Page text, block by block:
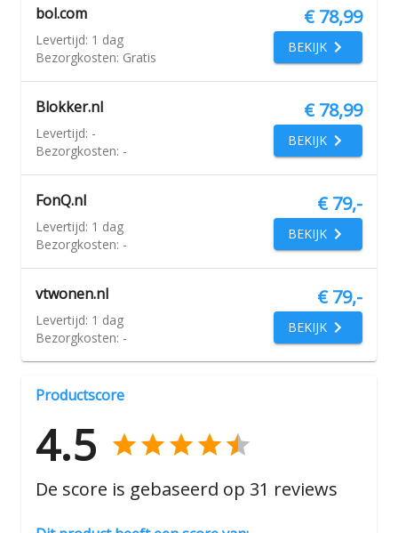
bol.com € 78,99
BEKIJK
Levertijd: 1 dag
Bezorgkosten: Gratis
Blokker.nl € 78,99
BEKIJK
Levertijd: -
Bezorgkosten: -
FonQ.nl € 79,-
BEKIJK
Levertijd: 1 dag
Bezorgkosten: -
vtwonen.nl € 79,-
BEKIJK
Levertijd: 1 dag
Bezorgkosten: -
Productscore
4.5
De score is gebaseerd op 31 reviews